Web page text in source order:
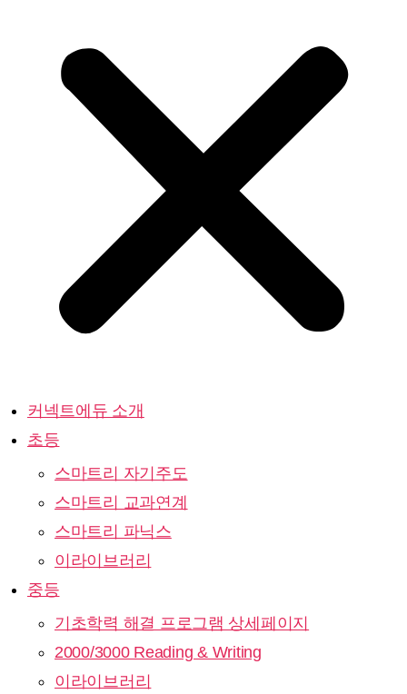
커넥트에듀 소개
초등
스마트리 자기주도
스마트리 교과연계
스마트리 파닉스
이라이브러리
중등
기초학력 해결 프로그램 상세페이지
2000/3000 Reading & Writing
이라이브러리